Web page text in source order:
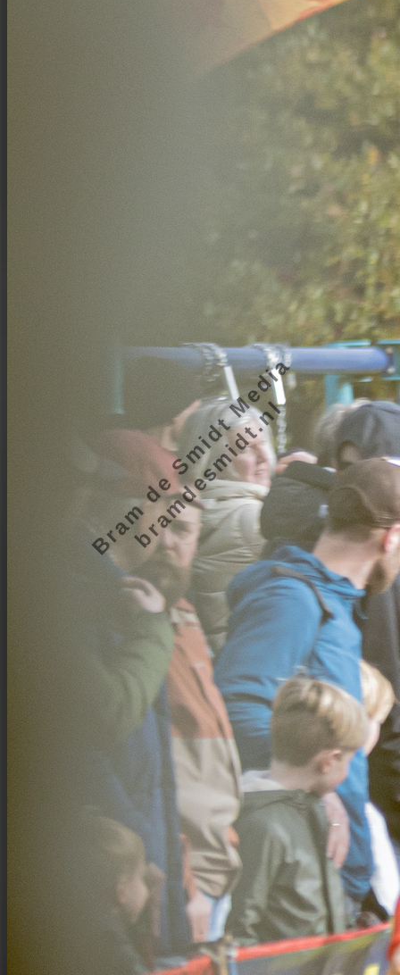
Bram de Smidt Media
bramdesmidt.nl